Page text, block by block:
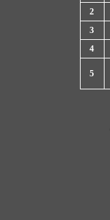
2
3
4
5